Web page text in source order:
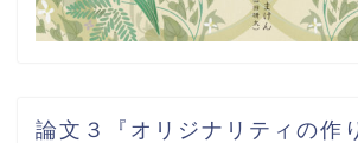
論文３『オリジナリティの作